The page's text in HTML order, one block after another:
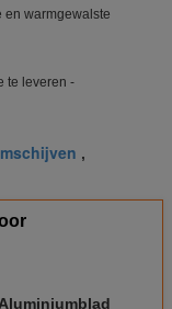
en warmgewalste
te leveren -
,